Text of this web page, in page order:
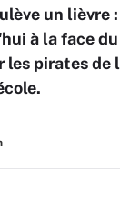
un lièvre
à la face
les pirates